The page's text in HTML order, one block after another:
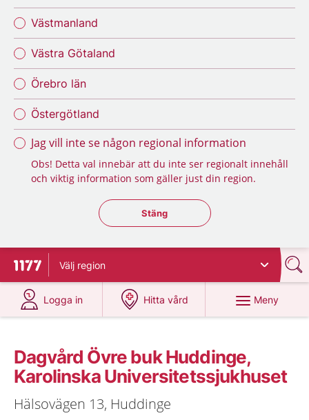
Västmanland
Västra Götaland
Örebro län
Östergötland
Jag vill inte se någon regional information
Obs! Detta val innebär att du inte ser regionalt innehåll
och viktig information som gäller just din region.
Stäng regionsväljaren
Stäng
Till startsidan för 1177
Välj region
Logga in
på 1177.se
Hitta vård
på 1177.se
Meny
Dagvård Övre buk Huddinge,
Karolinska Universitetssjukhuset
Hälsovägen 13, Huddinge